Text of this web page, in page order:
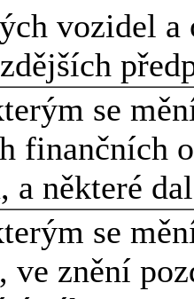
vozidel a
se
finančních
a některé
se
ve znění